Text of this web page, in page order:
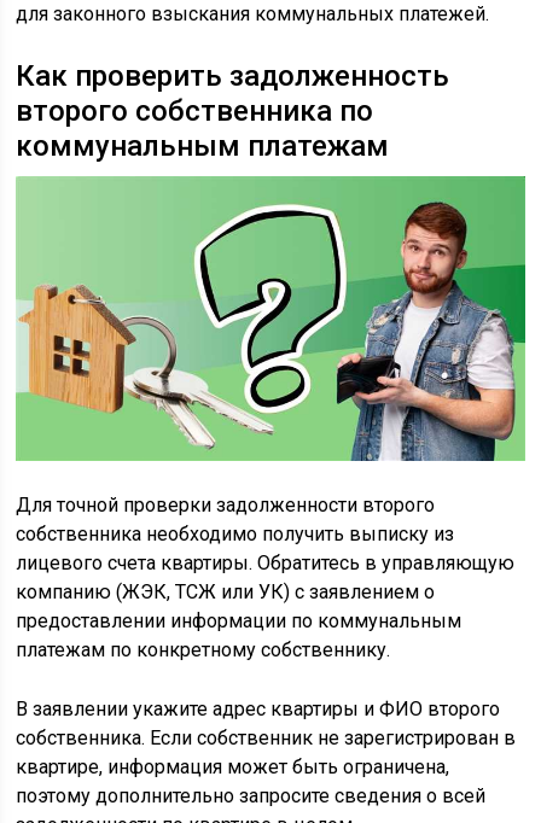
для законного взыскания коммунальных платежей.
Как проверить задолженность
второго собственника по
коммунальным платежам
Для точной проверки задолженности второго
собственника необходимо получить выписку из
лицевого счета квартиры. Обратитесь в управляющую
компанию (ЖЭК, ТСЖ или УК) с заявлением о
предоставлении информации по коммунальным
платежам по конкретному собственнику.
В заявлении укажите адрес квартиры и ФИО второго
собственника. Если собственник не зарегистрирован в
квартире, информация может быть ограничена,
поэтому дополнительно запросите сведения о всей